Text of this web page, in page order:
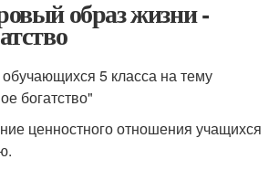
образ жизни -
5 класса на тему
богатство"
ценностного отношения учащихся